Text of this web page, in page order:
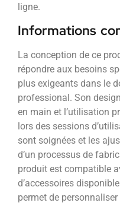
ligne.
Informations
La conception de ce
répondre aux besoins
plus exigeants dans le
professional. Son
en main et l’utilisation
lors des sessions
sont soignées et les
d’un processus de
produit est compatible
d’accessoires
permet de